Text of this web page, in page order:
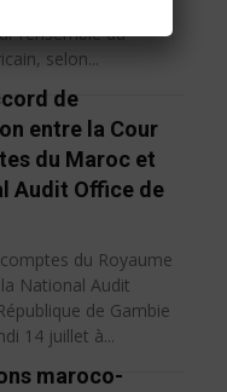
l’ensemble du
selon...
de
entre la Cour
du Maroc et
Audit Office de
du Royaume
National Audit
de Gambie
14 juillet à...
maroco-